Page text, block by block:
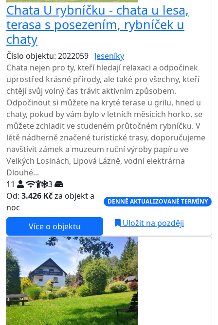
Chata U rybníčku - chata u lesa,
terasa s posezením, rybníček u
chaty
Číslo objektu: 2022059 Jeseníky
Chata nejen pro ty, kteří hledají relaxaci a odpočinek
uprostřed krásné přírody, ale také pro všechny, kteří
chtějí svůj volný čas trávit aktivním způsobem.
Odpočinout si můžete na kryté terase u grilu, hned u
chaty, pokud by vám bylo v letních měsících horko, se
můžete zchladit ve studeném průtočném rybníčku. V
létě nádherně značené turistické trasy, doporučujeme
navštívit zámek a muzeum ruční výroby papíru ve
Velkých Losinách, Lipová Lázně, vodní elektrárna
Dlouhé...
11
3
Od: 3.426 Kčza objekt a
noc
DENNĚ AKTUALIZOVANÉ TERMÍNY
Více o objektu Uložit na později